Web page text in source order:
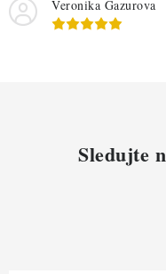
Veronika Gazurova
Sledujte